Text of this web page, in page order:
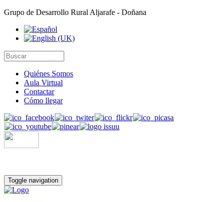
Grupo de Desarrollo Rural Aljarafe - Doñana
Quiénes Somos
Aula Virtual
Contactar
Cómo llegar
Toggle navigation